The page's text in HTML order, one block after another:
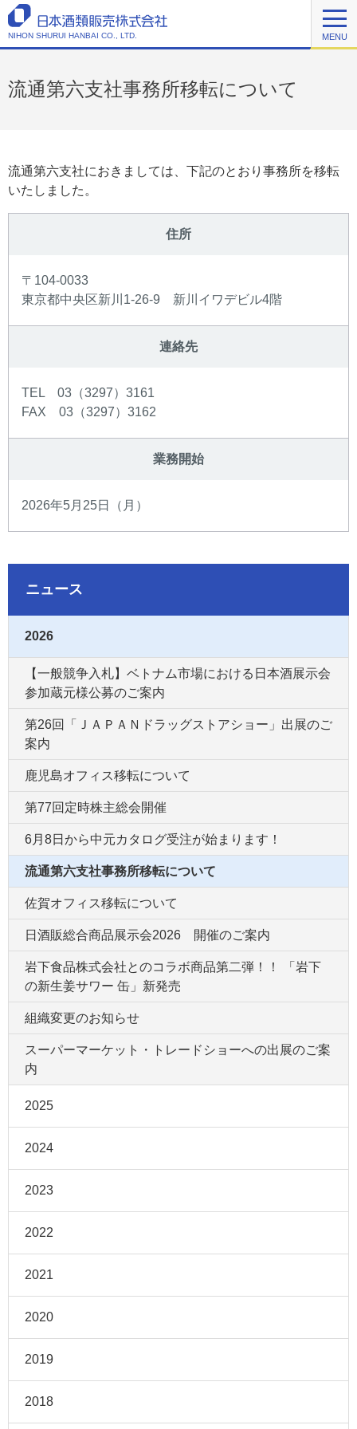
NIHON SHURUI HANBAI CO., LTD. MENU
流通第六支社事務所移転について
流通第六支社におきましては、下記のとおり事務所を移転
いたしました。
住所
〒104-0033
東京都中央区新川1-26-9 新川イワデビル4階
連絡先
TEL 03（3297）3161
FAX 03（3297）3162
業務開始
2026年5月25日（月）
ニュース
2026
【一般競争入札】ベトナム市場における日本酒展示会
参加蔵元様公募のご案内
第26回「ＪＡＰＡＮドラッグストアショー」出展のご
案内
鹿児島オフィス移転について
第77回定時株主総会開催
6月8日から中元カタログ受注が始まります！
流通第六支社事務所移転について
佐賀オフィス移転について
日酒販総合商品展示会2026 開催のご案内
岩下食品株式会社とのコラボ商品第二弾！！ 「岩下
の新生姜サワー 缶」新発売
組織変更のお知らせ
スーパーマーケット・トレードショーへの出展のご案
内
2025
2024
2023
2022
2021
2020
2019
2018